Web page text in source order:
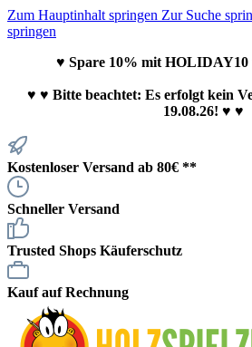
Zum Hauptinhalt springen Zur Suche
springen
♥ Spare 10% mit HOLIDAY10
♥ ♥ Bitte beachtet: Es erfolgt kein
19.08.26! ♥ ♥
Kostenloser Versand ab 80€ **
Schneller Versand
Trusted Shops Käuferschutz
Kauf auf Rechnung